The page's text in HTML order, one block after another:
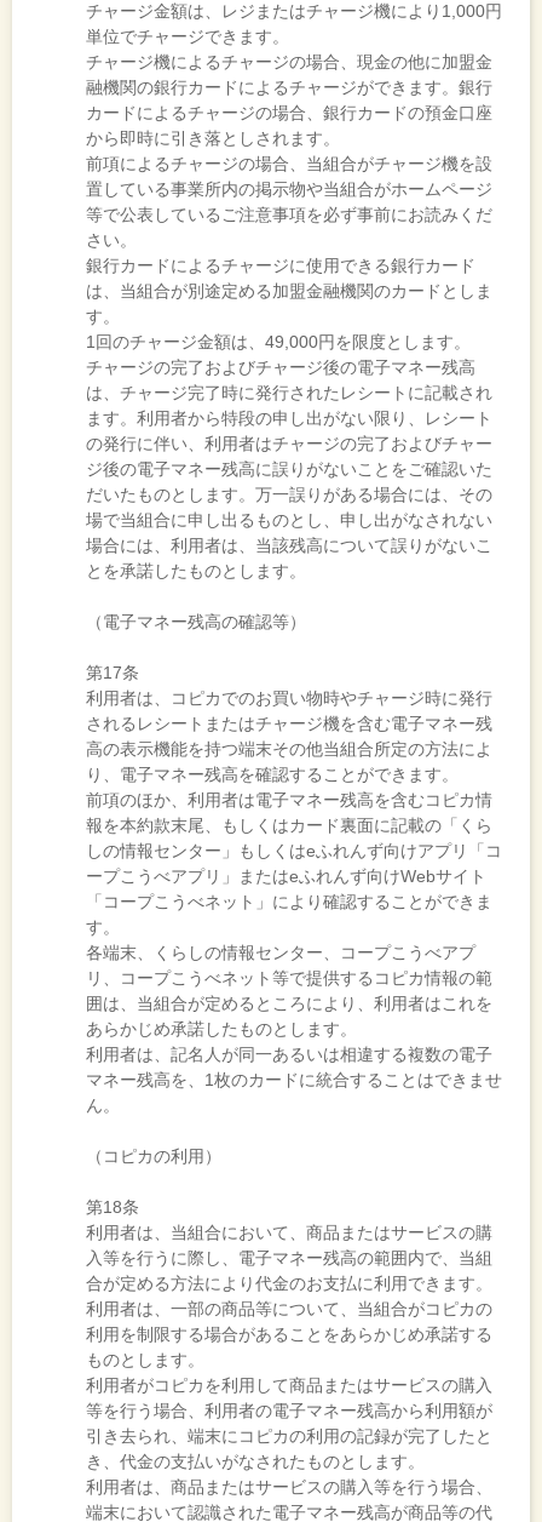
チャージ金額は、レジまたはチャージ機により1,000円
単位でチャージできます。
チャージ機によるチャージの場合、現金の他に加盟金
融機関の銀行カードによるチャージができます。銀行
カードによるチャージの場合、銀行カードの預金口座
から即時に引き落としされます。
前項によるチャージの場合、当組合がチャージ機を設
置している事業所内の掲示物や当組合がホームページ
等で公表しているご注意事項を必ず事前にお読みくだ
さい。
銀行カードによるチャージに使用できる銀行カード
は、当組合が別途定める加盟金融機関のカードとしま
す。
1回のチャージ金額は、49,000円を限度とします。
チャージの完了およびチャージ後の電子マネー残高
は、チャージ完了時に発行されたレシートに記載され
ます。利用者から特段の申し出がない限り、レシート
の発行に伴い、利用者はチャージの完了およびチャー
ジ後の電子マネー残高に誤りがないことをご確認いた
だいたものとします。万一誤りがある場合には、その
場で当組合に申し出るものとし、申し出がなされない
場合には、利用者は、当該残高について誤りがないこ
とを承諾したものとします。
（電子マネー残高の確認等）
第17条
利用者は、コピカでのお買い物時やチャージ時に発行
されるレシートまたはチャージ機を含む電子マネー残
高の表示機能を持つ端末その他当組合所定の方法によ
り、電子マネー残高を確認することができます。
前項のほか、利用者は電子マネー残高を含むコピカ情
報を本約款末尾、もしくはカード裏面に記載の「くら
しの情報センター」もしくはeふれんず向けアプリ「コ
ープこうべアプリ」またはeふれんず向けWebサイト
「コープこうべネット」により確認することができま
す。
各端末、くらしの情報センター、コープこうべアプ
リ、コープこうべネット等で提供するコピカ情報の範
囲は、当組合が定めるところにより、利用者はこれを
あらかじめ承諾したものとします。
利用者は、記名人が同一あるいは相違する複数の電子
マネー残高を、1枚のカードに統合することはできませ
ん。
（コピカの利用）
第18条
利用者は、当組合において、商品またはサービスの購
入等を行うに際し、電子マネー残高の範囲内で、当組
合が定める方法により代金のお支払に利用できます。
利用者は、一部の商品等について、当組合がコピカの
利用を制限する場合があることをあらかじめ承諾する
ものとします。
利用者がコピカを利用して商品またはサービスの購入
等を行う場合、利用者の電子マネー残高から利用額が
引き去られ、端末にコピカの利用の記録が完了したと
き、代金の支払いがなされたものとします。
利用者は、商品またはサービスの購入等を行う場合、
端末において認識された電子マネー残高が商品等の代